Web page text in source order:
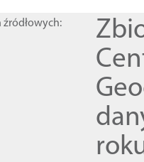
źródłowych: